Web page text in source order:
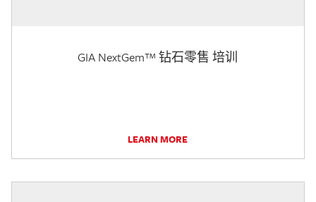
GIA NextGem™ 钻石零售 培训
LEARN MORE